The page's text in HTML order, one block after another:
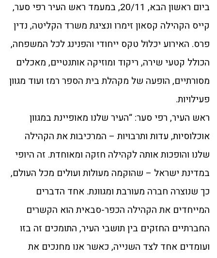
ביום ראשון הבא, 20/11, במעמד ראש העיר רפי סער,
קייס הקהילה קסאון זימרו ונציגת משרד הקליטה, נדין
פרס. האירוע יכלול טקס ייחודי והפנינג לכל המשפחה,
הכולל קטעי שירה, ריקוד ומוזיקה אותנטיים, מאכלים
מסורתיים, הופעה של מקהלת בית הספר רמז ועוד מגוון
פעילויות.
ראש העיר, רפי סער: “העיר שלנו מאופיינת במגוון
אוכלוסיות, עדות ותרבויות – המרכיבות את הקהילה
שלנו והופכות אותה לקהילה חזקה ומאוחדת. זה היופי
במדינת ישראל – שהוקמה מעולות ועולים מכל העולם,
כך שנוצרה חברה מעורבת ומגוונת. אחד הדברים
המייחדים את הקהילה הכפר-סבאית הוא הקשרים
החברתיים החזקים בין תושבי העיר, התומכים זה בזו
ועומדים אחד לצד השנייה, כאשר אנו מחנכים את